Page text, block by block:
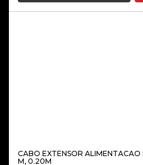
CABO EXTENSOR ALIMENTACAO
M, 0.20M